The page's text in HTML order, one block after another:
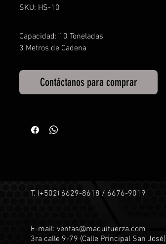
SKU: HS-10
Capacidad: 10 Toneladas
3 Metros de Cadena
Contáctanos para comprar
T. (+502) 6629-8618 / 6676-9019
E-mail: ventas@maquifuerza.com
3ra calle 9-79 (Calle Principal San José)